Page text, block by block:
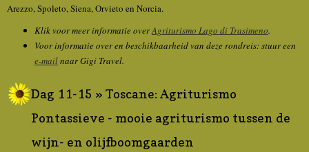
Arezzo, Spoleto, Siena, Orvieto en Norcia.
Klik voor meer informatie overAgriturismo Lago di Trasimeno.
Voor informatie over en beschikbaarheid van deze rondreis: stuur een
e-mailnaar Gigi Travel.
Dag 11-15 » Toscane: Agriturismo
Pontassieve - mooie agriturismo tussen de
wijn- en olijfboomgaarden